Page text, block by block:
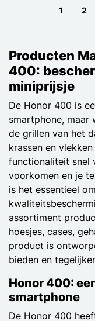
1 2
Producten
400:
miniprijsje
De Honor 400 is
smartphone, maar
de grillen van het
krassen en
functionaliteit snel
voorkomen en je
is het essentieel
assortiment
hoesjes, cases,
product is
bieden en
Honor 400:
smartphone
De Honor 400